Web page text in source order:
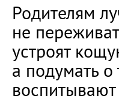
Родителям
не
устроят
а подумать о